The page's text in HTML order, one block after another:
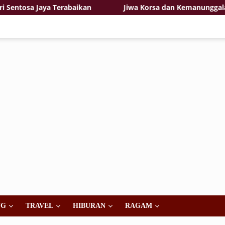
Jaya Terabaikan Jiwa Korsa dan Kemanunggalan
TRAVEL HIBURAN RAGAM